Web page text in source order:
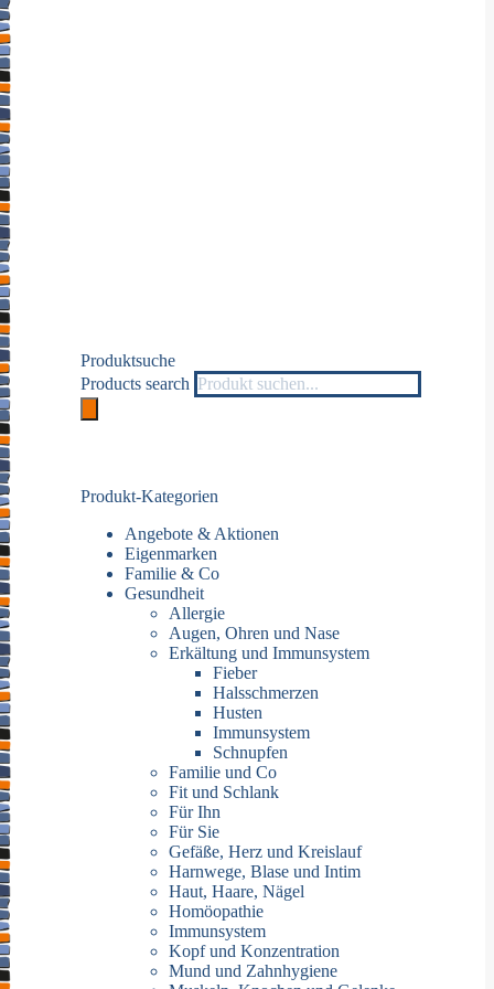
Produktsuche
Products search
Produkt-Kategorien
Angebote & Aktionen
Eigenmarken
Familie & Co
Gesundheit
Allergie
Augen, Ohren und Nase
Erkältung und Immunsystem
Fieber
Halsschmerzen
Husten
Immunsystem
Schnupfen
Familie und Co
Fit und Schlank
Für Ihn
Für Sie
Gefäße, Herz und Kreislauf
Harnwege, Blase und Intim
Haut, Haare, Nägel
Homöopathie
Immunsystem
Kopf und Konzentration
Mund und Zahnhygiene